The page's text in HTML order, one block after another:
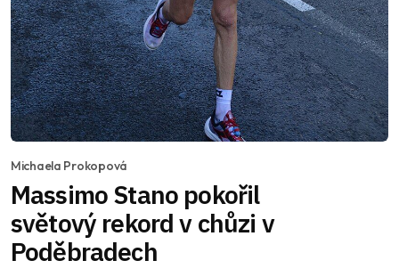
Michaela Prokopová
Massimo Stano pokořil
světový rekord v chůzi v
Poděbradech